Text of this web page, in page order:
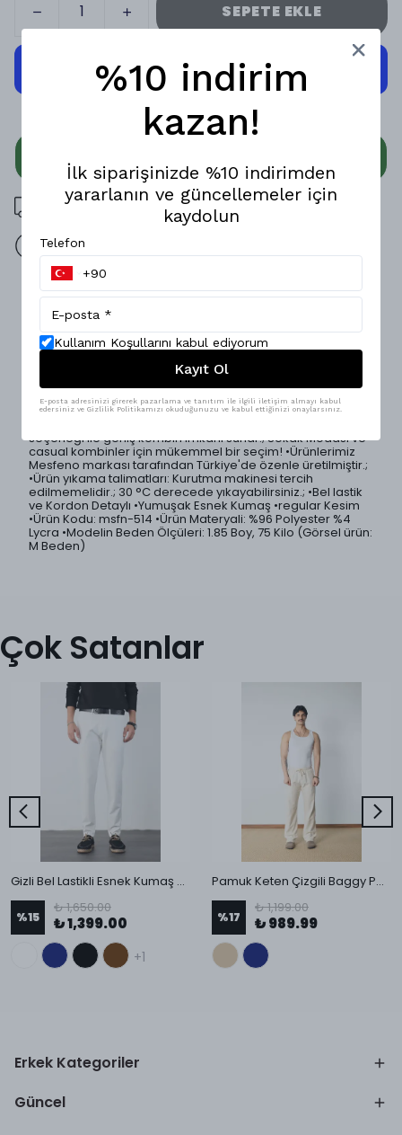
SEPETE EKLE
3000 TL üzeri ücretsiz kargo
14 gün içinde iade değişim
Ürün Açıklaması
Konforu ön planda tutan regular kesim beli lastikli erkek
pantolon, sade ve modern tasarımıyla günlük giyimin
vazgeçilmez parçalarından biri.; Yumuşak dokulu ve esnek
kumaşı sayesinde rahat hareket etmenizi sağlar.; Lastikli
beli vücuda uyum sağlayarak ekstra konfor sunar.; Hem
casual hem de şehir stiline kolayca uyum sağlayan bu
pantolon, basic tişörtlerden oversize sweatshirt’lere kadar
seçeneği ile geniş kombin imkanı sunar.; Sokak Modası ve
casual kombinler için mükemmel bir seçim! •Ürünlerimiz
Mesfeno markası tarafından Türkiye'de özenle üretilmiştir.;
•Ürün yıkama talimatları: Kurutma makinesi tercih
edilmemelidir.; 30 °C derecede yıkayabilirsiniz.; •Bel lastik
ve Kordon Detaylı •Yumuşak Esnek Kumaş •regular Kesim
•Ürün Kodu: msfn-514 •Ürün Materyali: %96 Polyester %4
Lycra •Modelin Beden Ölçüleri: 1.85 Boy, 75 Kilo (Görsel ürün:
M Beden)
Çok Satanlar
Gizli Bel Lastikli Esnek Kumaş Slim Fit Pantolon
%15
₺ 1,650.00
₺ 1,399.00
+1
Pamuk Keten Çizgili Baggy Pantolon
%17
₺ 1,199.00
₺ 989.99
Erkek Kategoriler
Güncel
%10 indirim
kazan!
İlk siparişinizde %10 indirimden
yararlanın ve güncellemeler için
kaydolun
Telefon
Kullanım Koşullarını kabul ediyorum
Kayıt Ol
E-posta adresinizi girerek pazarlama ve tanıtım ile ilgili iletişim almayı kabul
edersiniz ve Gizlilik Politikamızı okuduğunuzu ve kabul ettiğinizi onaylarsınız.